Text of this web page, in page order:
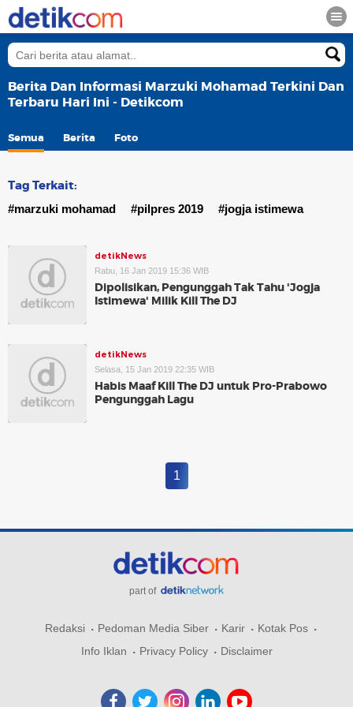
Berita Dan Informasi Marzuki Mohamad Terkini Dan
Terbaru Hari Ini - Detikcom
Semua Berita Foto
Tag Terkait:
#marzuki mohamad #pilpres 2019 #jogja istimewa
detikNews
Rabu, 16 Jan 2019 15:36 WIB
Dipolisikan, Pengunggah Tak Tahu 'Jogja
Istimewa' Milik Kill The DJ
detikNews
Selasa, 15 Jan 2019 22:35 WIB
Habis Maaf Kill The DJ untuk Pro-Prabowo
Pengunggah Lagu
1
part of
Redaksi Pedoman Media Siber Karir
Kotak Pos
Info Iklan
Privacy Policy Disclaimer